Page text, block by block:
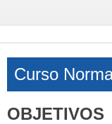
Curso
OBJETIVOS